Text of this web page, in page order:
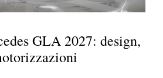
GLA 2027: design,